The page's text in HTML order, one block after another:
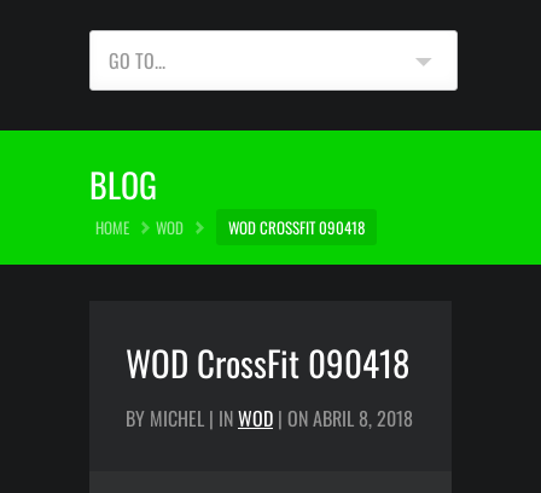
GO TO...
BLOG
HOME WOD WOD CROSSFIT 090418
WOD CrossFit 090418
BY MICHEL | INWOD | ON ABRIL 8, 2018